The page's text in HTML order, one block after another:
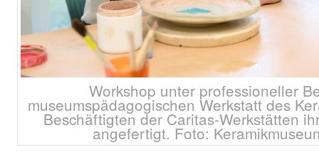
Workshop unter professioneller
museumspädagogischen Werkstatt des
Beschäftigten der Caritas-Werkstätten
angefertigt. Foto: